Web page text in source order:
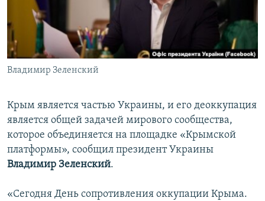
ПОБЕДИТЕЛЕЙ НЕ СУДЯТ?
КРЫМ.НЕПОКОРЕННЫЙ
ELIFBE
УКРАИНСКАЯ ПРОБЛЕМА КРЫМА
ПРИСОЕДИНЯЙТЕСЬ!
Владимир Зеленский
Крым является частью Украины, и его деоккупация
является общей задачей мирового сообщества,
которое объединяется на площадке «Крымской
платформы», сообщил президент Украины
Владимир Зеленский.
«Сегодня День сопротивления оккупации Крыма.